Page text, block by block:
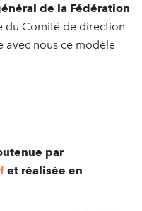
de la Fédération
du Comité de direction
avec nous ce modèle
par
et réalisée en